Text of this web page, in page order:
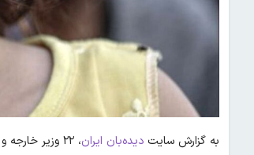
به گزارش سایت دیده‌بان ایران
، ۲۲ وزیر